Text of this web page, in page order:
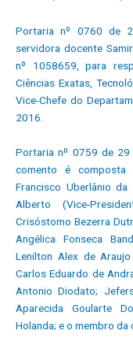
Portaria nº 0760 de
servidora docente
nº 1058659, para
Ciências Exatas,
Vice-Chefe do
2016.
Portaria nº 0759 de
comento é composta
Francisco Uberlânio
Alberto (Vice-
Crisóstomo Bezerra
Angélica Fonseca
Lenilton Alex de
Carlos Eduardo de
Antonio Diodato;
Aparecida Goularte
Holanda; e o membro da